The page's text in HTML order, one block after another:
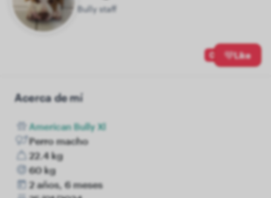
Bully staff
0 Like
Acerca de mí
American Bully Xl
Perro macho
22.4 kg
60 kg
2 años, 6 meses